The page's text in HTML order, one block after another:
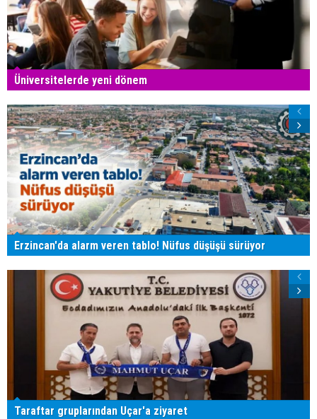
Üniversitelerde yeni dönem
Erzincan'da alarm veren tablo! Nüfus düşüşü sürüyor
Taraftar gruplarından Uçar'a ziyaret